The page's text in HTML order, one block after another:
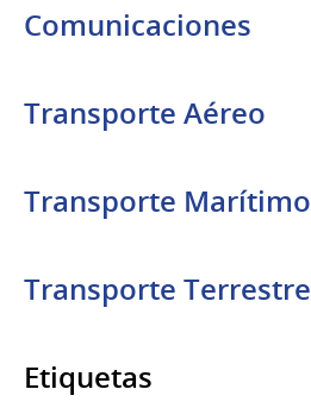
Comunicaciones
Transporte Aéreo
Transporte Marítimo
Transporte Terrestre
Etiquetas